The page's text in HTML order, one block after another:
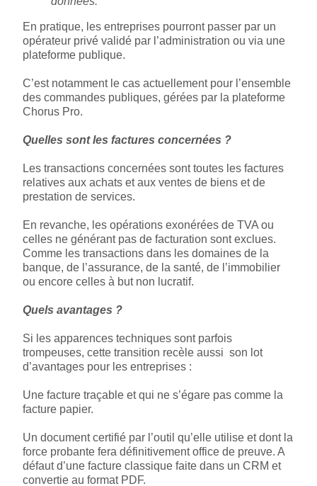
En pratique, les entreprises pourront passer par un
opérateur privé validé par l’administration ou via une
plateforme publique.
C’est notamment le cas actuellement pour l’ensemble
des commandes publiques, gérées par la plateforme
Chorus Pro.
Quelles sont les factures concernées ?
Les transactions concernées sont toutes les factures
relatives aux achats et aux ventes de biens et de
prestation de services.
En revanche, les opérations exonérées de TVA ou
celles ne générant pas de facturation sont exclues.
Comme les transactions dans les domaines de la
banque, de l’assurance, de la santé, de l’immobilier
ou encore celles à but non lucratif.
Quels avantages ?
Si les apparences techniques sont parfois
trompeuses, cette transition recèle aussi son lot
d’avantages pour les entreprises :
Une facture traçable et qui ne s’égare pas comme la
facture papier.
Un document certifié par l’outil qu’elle utilise et dont la
force probante fera définitivement office de preuve. A
défaut d’une facture classique faite dans un CRM et
convertie au format PDF.